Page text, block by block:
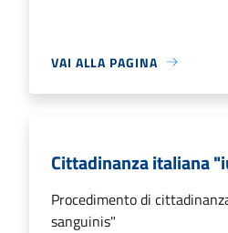
VAI ALLA PAGINA
Cittadinanza italiana
Procedimento di
sanguinis"